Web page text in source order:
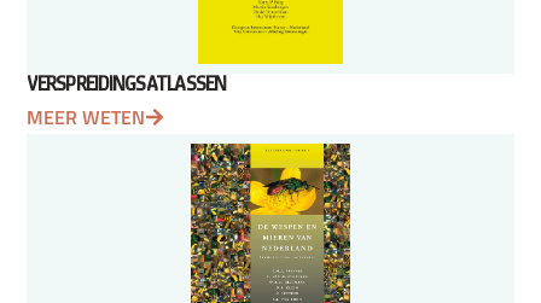
VERSPREIDINGSATLASSEN
MEER WETEN